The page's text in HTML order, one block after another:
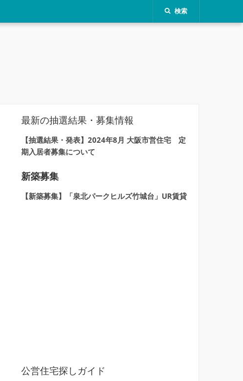
検索
最新の抽選結果・募集情報
【抽選結果・発表】2024年8月 大阪市営住宅 定
期入居者募集について
新築募集
【新築募集】「泉北パークヒルズ竹城台」UR賃貸
公営住宅探しガイド